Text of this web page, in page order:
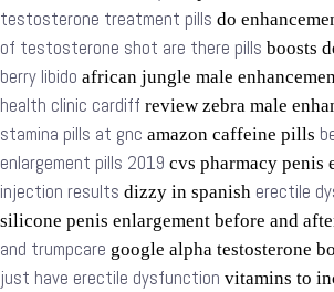
testosterone treatment pills do
of testosterone shot are there pills boosts
berry libido african jungle male
health clinic cardiff review zebra male
stamina pills at gnc amazon caffeine pills
enlargement pills 2019 cvs pharmacy penis
injection results dizzy in spanish erectile
silicone penis enlargement before and
and trumpcare google alpha testosterone
just have erectile dysfunction vitamins to